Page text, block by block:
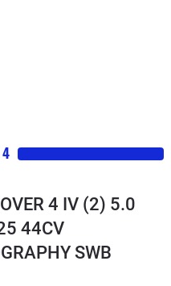
4
4 IV (2) 5.0
44CV
SWB